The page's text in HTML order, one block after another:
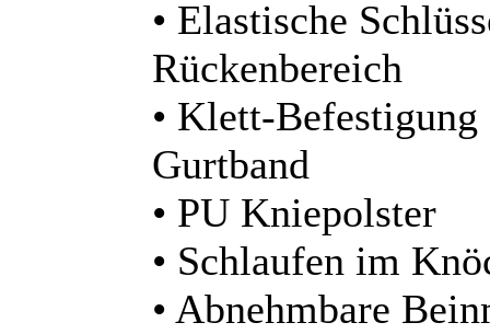
• Elastische
Rückenbereich
• Klett-
Gurtband
• PU Kniepolster
• Schlaufen im
• Abnehmbare